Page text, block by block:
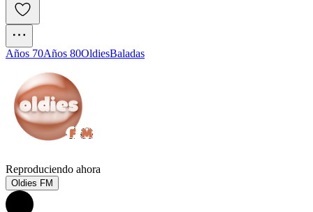
Años 70Años 80OldiesBaladas
Reproduciendo ahora
Oldies FM